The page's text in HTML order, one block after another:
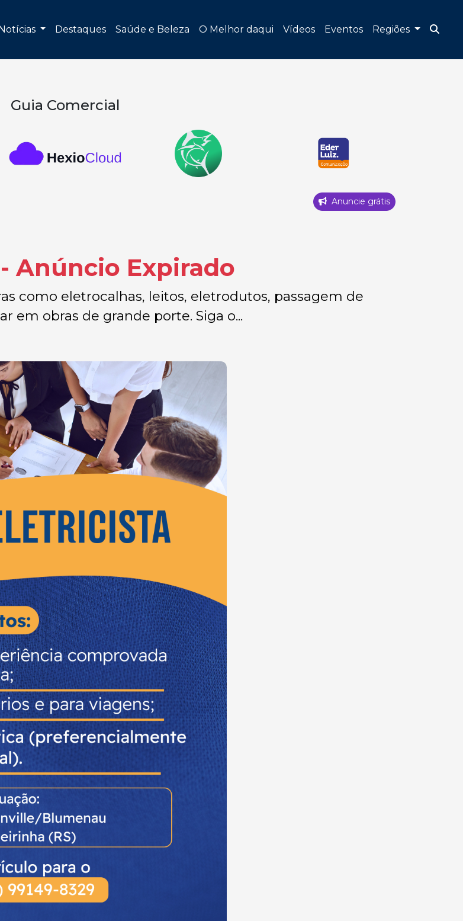
Destaques Saúde e Beleza O Melhor daqui Vídeos Eventos Regiões
Guia Comercial
Anuncie grátis
- Anúncio Expirado
como eletrocalhas, leitos, eletrodutos, passagem de
em obras de grande porte. Siga o...